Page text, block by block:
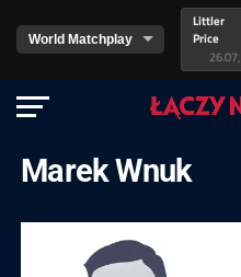
Littler
Price
Marek Wnuk